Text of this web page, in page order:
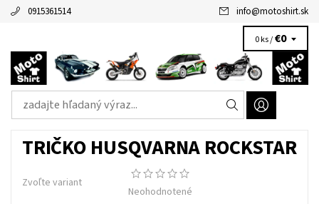
0915361514 info@motoshirt.sk
0 ks /€0
TRIČKO HUSQVARNA ROCKSTAR
Zvoľte variant
Neohodnotené